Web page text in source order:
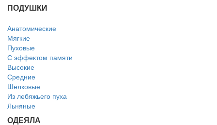
ПОДУШКИ
Анатомические
Мягкие
Пуховые
С эффектом памяти
Высокие
Средние
Шелковые
Из лебяжьего пуха
Льняные
ОДЕЯЛА